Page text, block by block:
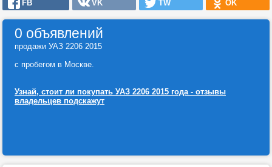
FB VK TW OK
0 объявлений
продажи УАЗ 2206 2015
с пробегом в Москве.
Узнай, стоит ли покупать УАЗ 2206 2015 года - отзывы
владельцев подскажут